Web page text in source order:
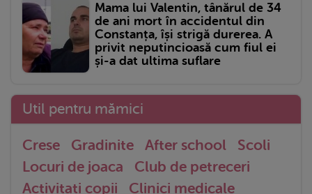
Mama lui Valentin, tânărul de 34
de ani mort în accidentul din
Constanța, își strigă durerea. A
privit neputincioasă cum fiul ei
și-a dat ultima suflare
Util pentru mămici
Crese Gradinite After school
Scoli
Locuri de joaca
Club de petreceri
Activitati copii
Clinici medicale